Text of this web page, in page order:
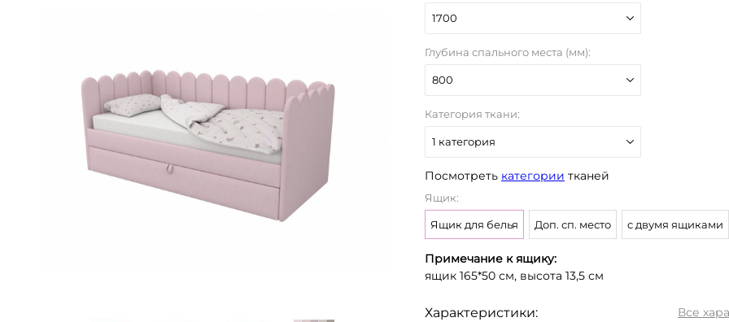
1700
Глубина спального места (мм):
800
Категория ткани:
1 категория
Посмотреть категории тканей
Ящик:
Ящик для белья Доп. сп. место c двумя ящиками
Примечание к ящику:
ящик 165*50 см, высота 13,5 см
Характеристики: Все